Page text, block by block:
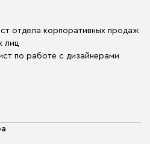
отдела корпоративных продаж
лиц
по работе с дизайнерами